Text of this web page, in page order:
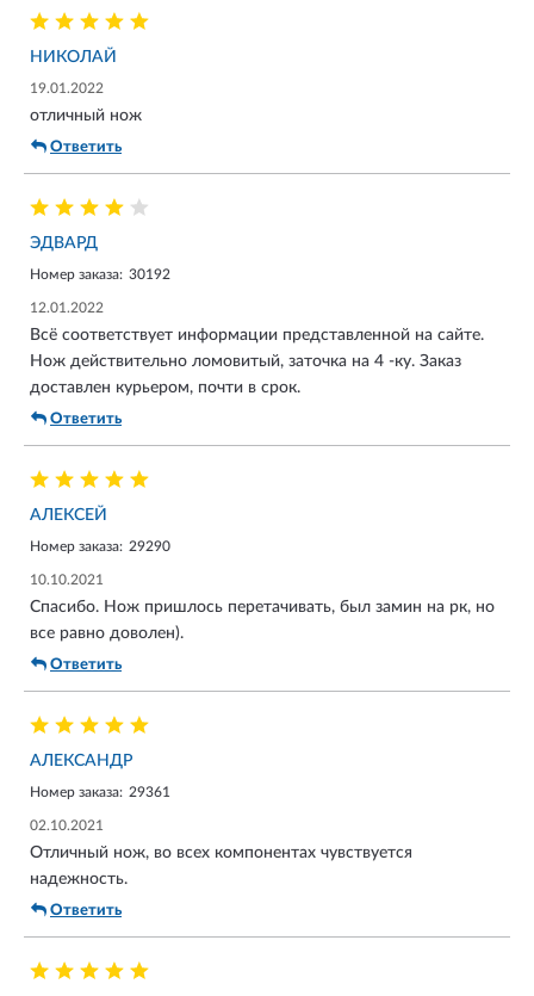
НИКОЛАЙ
19.01.2022
отличный нож
Ответить
ЭДВАРД
Номер заказа: 30192
12.01.2022
Всё соответствует информации представленной на сайте.
Нож действительно ломовитый, заточка на 4 -ку. Заказ
доставлен курьером, почти в срок.
Ответить
АЛЕКСЕЙ
Номер заказа: 29290
10.10.2021
Спасибо. Нож пришлось перетачивать, был замин на рк, но
все равно доволен).
Ответить
АЛЕКСАНДР
Номер заказа: 29361
02.10.2021
Отличный нож, во всех компонентах чувствуется
надежность.
Ответить